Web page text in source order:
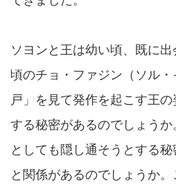
ソヨンと王は幼い頃、既に
頃のチョ・ファジン（ソル
戸」を見て発作を起こす王
する秘密があるのでしょう
としても隠し通そうとする
と関係があるのでしょうか